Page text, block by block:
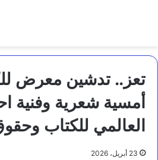
تعز.. تدشين معرض
أمسية شعرية وفنية
العالمي للكتاب
23 أبريل، 2026